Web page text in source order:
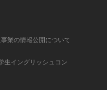
業の情報公開について
イングリッシュコン